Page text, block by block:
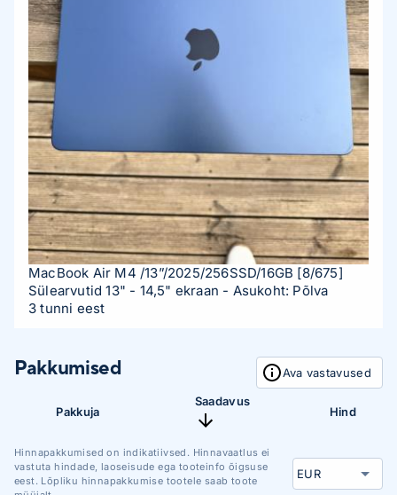
MacBook Air M4 /13”/2025/256SSD/16GB [8/675]
Sülearvutid 13" - 14,5" ekraan - Asukoht: Põlva
3 tunni eest
Pakkumised Ava vastavused
Pakkuja
Saadavus
Hind
Hinnapakkumised on indikatiivsed. Hinnavaatlus ei
vastuta hindade, laoseisude ega tooteinfo õigsuse
eest. Lõpliku hinnapakkumise tootele saab toote